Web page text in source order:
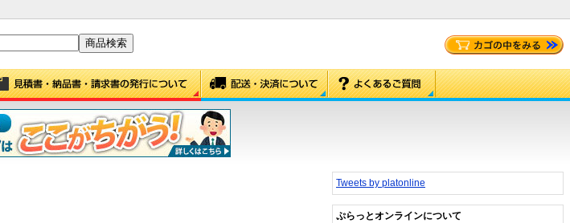
Tweets by platonline
ぷらっとオンラインについて